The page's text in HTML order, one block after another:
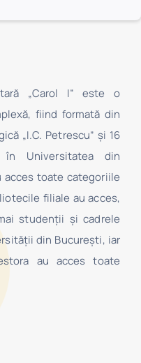
„Carol I” este o
fiind formată din
„I.C. Petrescu” şi 16
Universitatea din
acces toate categoriile
filiale au acces,
studenţii şi cadrele
din București, iar
au acces toate